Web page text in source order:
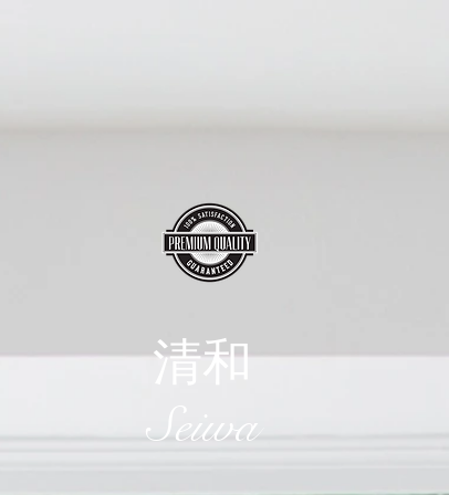
清和
​Seiwa